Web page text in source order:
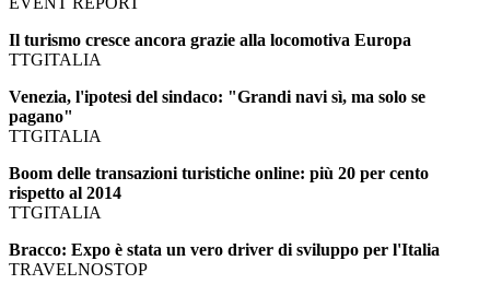
Il turismo cresce ancora grazie alla locomotiva Europa
TTGITALIA
Venezia, l'ipotesi del sindaco: "Grandi navi sì, ma solo se
pagano"
TTGITALIA
Boom delle transazioni turistiche online: più 20 per cento
rispetto al 2014
TTGITALIA
Bracco: Expo è stata un vero driver di sviluppo per l'Italia
TRAVELNOSTOP